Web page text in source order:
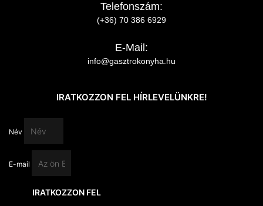
Telefonszám:
(+36) 70 386 6929
E-Mail:
info@gasztrokonyha.hu
IRATKOZZON FEL HÍRLEVELÜNKRE!
Név
E-mail
IRATKOZZON FEL